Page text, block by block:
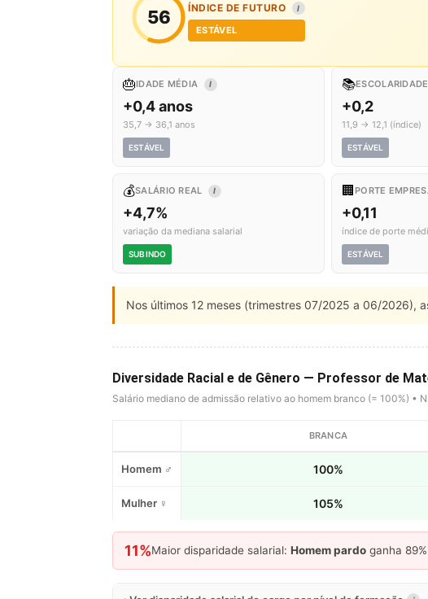
56 ÍNDICE DE FUTURO I
ESTÁVEL
🎂IDADE MÉDIA I
+0,4 anos
35,7 → 36,1 anos
ESTÁVEL
📚ESCOLARIDADE
+0,2
11,9 → 12,1 (índice)
ESTÁVEL
💰SALÁRIO REAL I
+4,7%
variação da mediana salarial
SUBINDO
🏢 PORTE
+0,11
índice de porte
ESTÁVEL
Nos últimos 12 meses (trimestres 07/2025 a 06/2026),
Diversidade Racial e de Gênero — Professor de
Salário mediano de admissão relativo ao homem branco (= 100%) •
BRANCA
Homem ♂ 100%
Mulher ♀ 105%
11%Maior disparidade salarial: Homem pardo ganha